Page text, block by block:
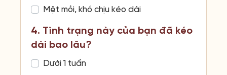
Mệt mỏi, khó chịu kéo dài
4. Tình trạng này của bạn đã kéo
dài bao lâu?
Dưới 1 tuần